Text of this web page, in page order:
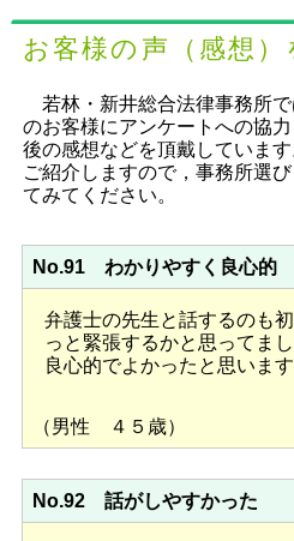
お客様の声（感想）
若林・新井総合法律事務所
のお客様にアンケートへの協
後の感想などを頂戴していま
ご紹介しますので，事務所選
てみてください。
No.91 わかりやすく良心的
弁護士の先生と話するのも
っと緊張するかと思ってま
良心的でよかったと思います
（男性 ４５歳）
No.92 話がしやすかった